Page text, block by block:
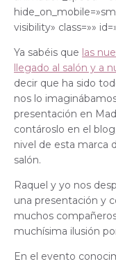
visibility» class=»»
Ya sabéis que las
llegado al salón y a
decir que ha sido
nos lo
presentación en
contároslo en el
nivel de esta marca
salón.
Raquel y yo nos
una presentación y
muchos
muchísima ilusión
En el evento